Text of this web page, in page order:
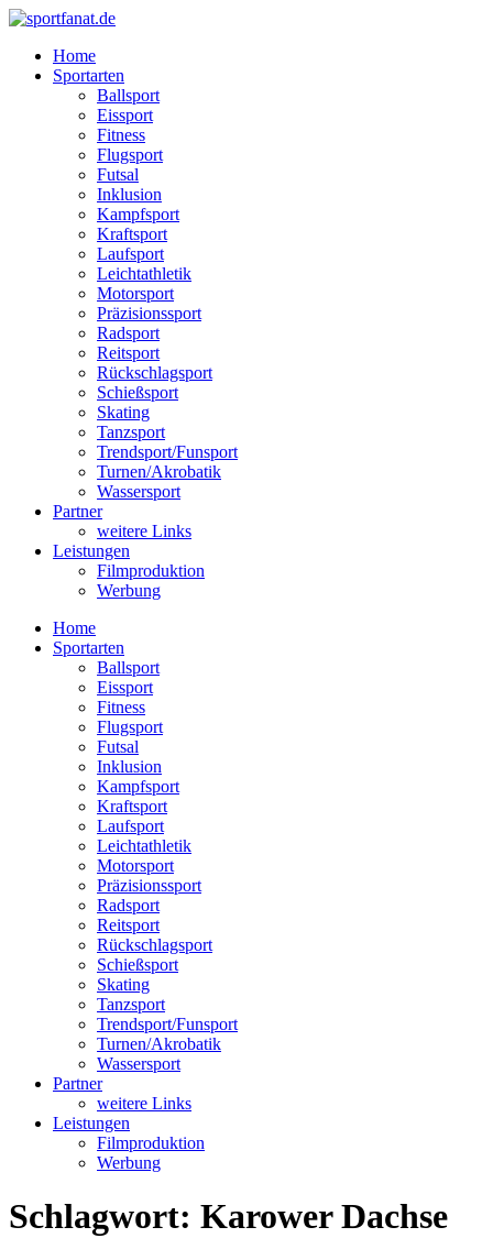
Home
Sportarten
Ballsport
Eissport
Fitness
Flugsport
Futsal
Inklusion
Kampfsport
Kraftsport
Laufsport
Leichtathletik
Motorsport
Präzisionssport
Radsport
Reitsport
Rückschlagsport
Schießsport
Skating
Tanzsport
Trendsport/Funsport
Turnen/Akrobatik
Wassersport
Partner
weitere Links
Leistungen
Filmproduktion
Werbung
Home
Sportarten
Ballsport
Eissport
Fitness
Flugsport
Futsal
Inklusion
Kampfsport
Kraftsport
Laufsport
Leichtathletik
Motorsport
Präzisionssport
Radsport
Reitsport
Rückschlagsport
Schießsport
Skating
Tanzsport
Trendsport/Funsport
Turnen/Akrobatik
Wassersport
Partner
weitere Links
Leistungen
Filmproduktion
Werbung
Schlagwort: Karower Dachse